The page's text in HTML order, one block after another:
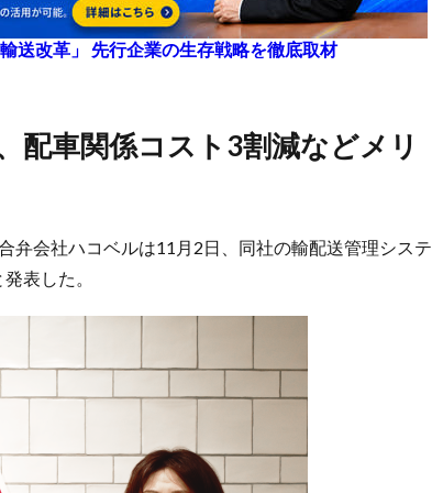
送改革」 先行企業の生存戦略を徹底取材
弁会社ハコベルは11月2日、同社の輸配送管理システ
表した。